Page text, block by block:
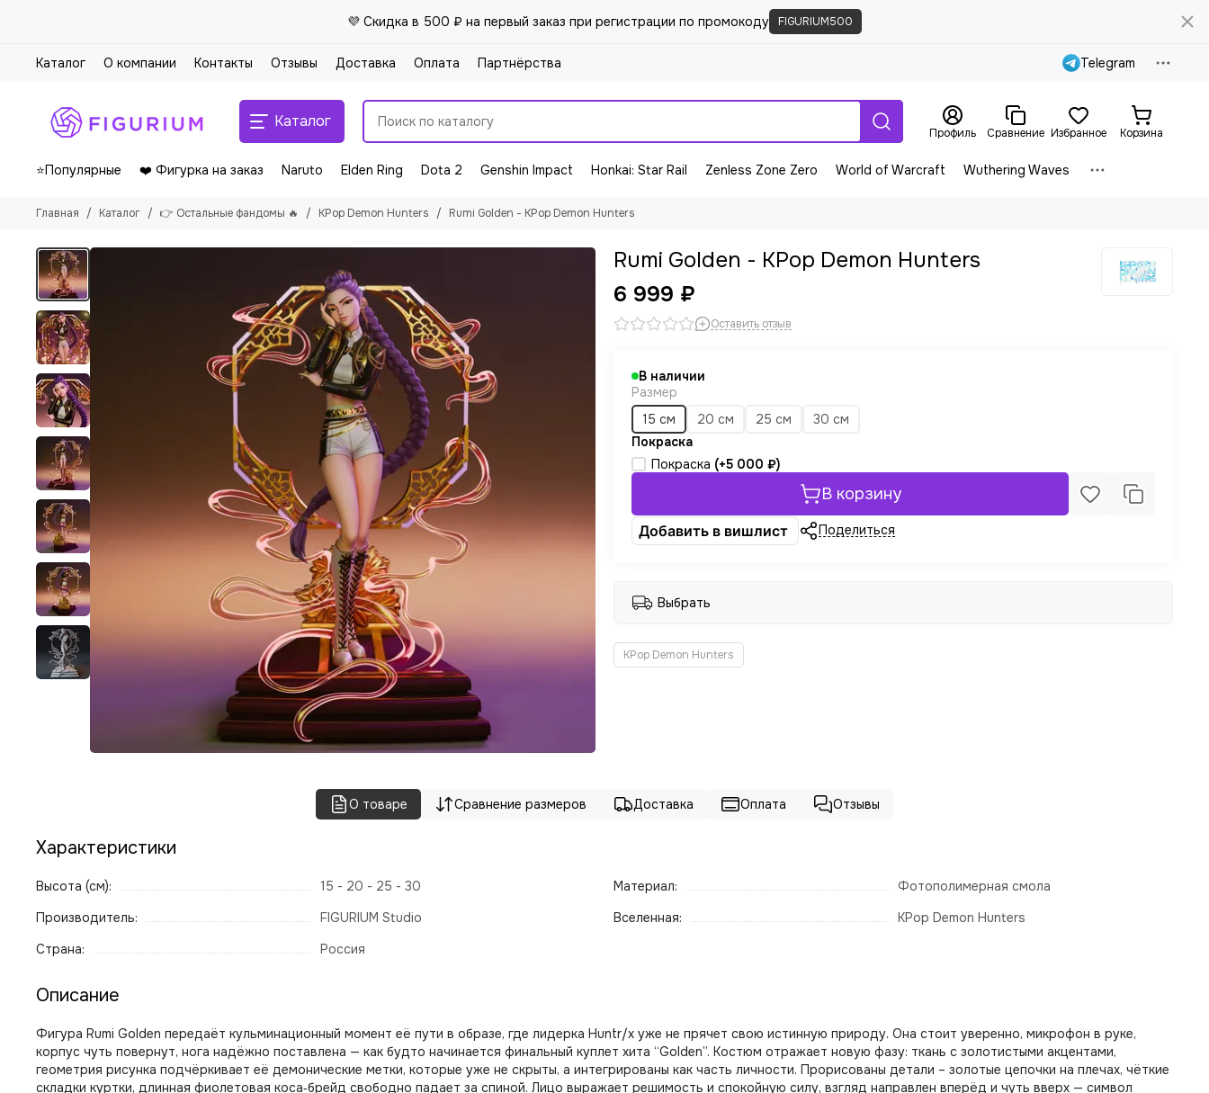
💜 Скидка в 500 ₽ на первый заказ при регистрации по промокоду FIGURIUM500
Каталог О компании Контакты Отзывы Доставка Оплата Партнёрства Telegram
Каталог
Профиль Сравнение Избранное Корзина
⭐Популярные ❤️ Фигурка на заказ Naruto Elden Ring Dota 2 Genshin Impact Honkai: Star Rail Zenless Zone Zero World of Warcraft Wuthering Waves
Главная Каталог 👉 Остальные фандомы 🔥 KPop Demon Hunters Rumi Golden - KPop Demon Hunters
Rumi Golden - KPop Demon Hunters
6 999 ₽
Оставить отзыв
В наличии
Размер
15 см
20 см 25 см
30 см
Покраска
Покраска (+5 000 ₽)
В корзину
Добавить в вишлист Поделиться
Выбрать
KPop Demon Hunters
О товаре Сравнение размеров Доставка Оплата Отзывы
Характеристики
Высота (см):
15 - 20 - 25 - 30
Производитель:
FIGURIUM Studio
Страна:
Россия
Материал:
Фотополимерная смола
Вселенная:
KPop Demon Hunters
Описание
Фигура Rumi Golden передаёт кульминационный момент её пути в образе, где лидерка Huntr/x уже не прячет свою истинную природу. Она стоит уверенно, микрофон в руке,
корпус чуть повернут, нога надёжно поставлена — как будто начинается финальный куплет хита “Golden”. Костюм отражает новую фазу: ткань с золотистыми акцентами,
геометрия рисунка подчёркивает её демонические метки, которые уже не скрыты, а интегрированы как часть личности. Прорисованы детали – золотые цепочки на плечах, чёткие
складки куртки, длинная фиолетовая коса‑брейд свободно падает за спиной. Лицо выражает решимость и спокойную силу, взгляд направлен вперёд и чуть вверх — символ